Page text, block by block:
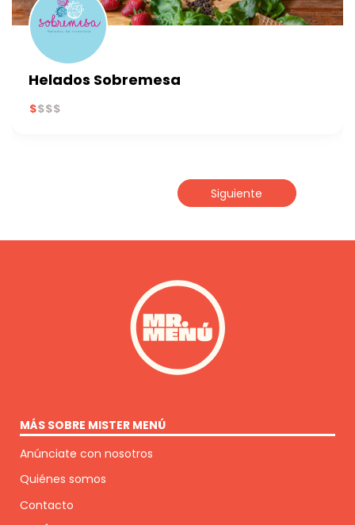
Helados Sobremesa
Siguiente
MÁS SOBRE MISTER MENÚ
Anúnciate con nosotros
Quiénes somos
Contacto